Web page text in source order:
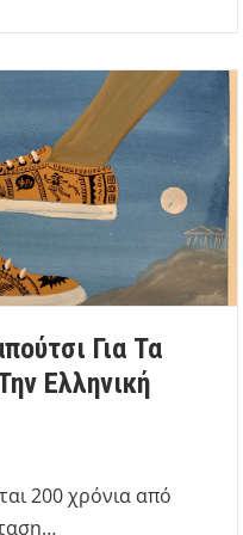
Για Τα
Ελληνική
200 χρόνια από